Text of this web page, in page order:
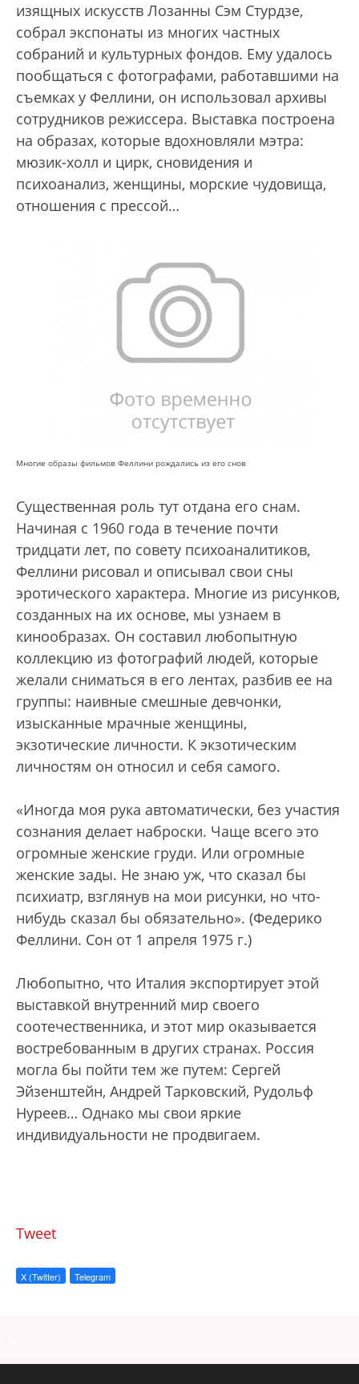
изящных искусств Лозанны Сэм Стурдзе,
собрал экспонаты из многих частных
собраний и культурных фондов. Ему удалось
пообщаться с фотографами, работавшими на
съемках у Феллини, он использовал архивы
сотрудников режиссера. Выставка построена
на образах, которые вдохновляли мэтра:
мюзик-холл и цирк, сновидения и
психоанализ, женщины, морские чудовища,
отношения с прессой…
Многие образы фильмов Феллини рождались из его снов
Существенная роль тут отдана его снам.
Начиная с 1960 года в течение почти
тридцати лет, по совету психоаналитиков,
Феллини рисовал и описывал свои сны
эротического характера. Многие из рисунков,
созданных на их основе, мы узнаем в
кинообразах. Он составил любопытную
коллекцию из фотографий людей, которые
желали сниматься в его лентах, разбив ее на
группы: наивные смешные девчонки,
изысканные мрачные женщины,
экзотические личности. К экзотическим
личностям он относил и себя самого.
«Иногда моя рука автоматически, без участия
сознания делает наброски. Чаще всего это
огромные женские груди. Или огромные
женские зады. Не знаю уж, что сказал бы
психиатр, взглянув на мои рисунки, но что-
нибудь сказал бы обязательно». (Федерико
Феллини. Сон от 1 апреля 1975 г.)
Любопытно, что Италия экспортирует этой
выставкой внутренний мир своего
соотечественника, и этот мир оказывается
востребованным в других странах. Россия
могла бы пойти тем же путем: Сергей
Эйзенштейн, Андрей Тарковский, Рудольф
Нуреев… Однако мы свои яркие
индивидуальности не продвигаем.
Tweet
X (Twitter) Telegram